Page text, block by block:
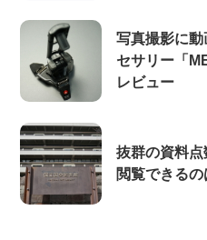
写真撮影に
セサリー「
レビュー
抜群の資料
閲覧できる